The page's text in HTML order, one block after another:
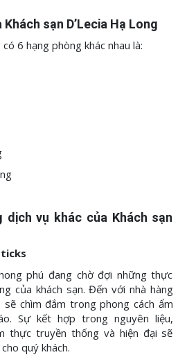
sạn D’Lecia Hạ Long
6 hạng phòng khác nhau là:
dịch vụ khác của Khách sạn
phú đang chờ đợi những thực
của khách sạn. Đến với nhà hàng
sẽ chìm đắm trong phong cách ẩm
Sự kết hợp trong nguyên liệu,
thực truyền thống và hiện đại sẽ
quý khách.